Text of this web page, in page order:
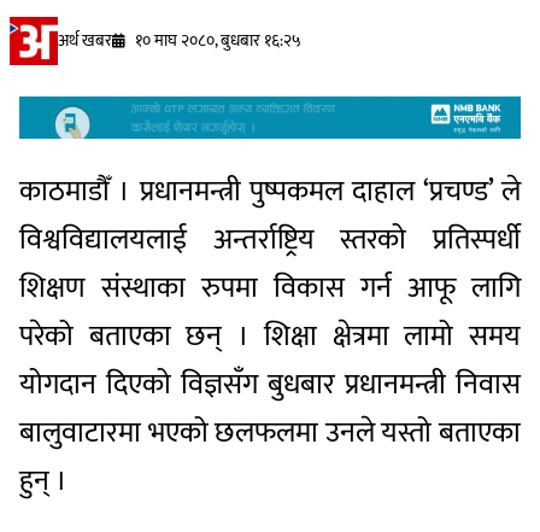
अर्थ खबर १० माघ २०८०, बुधबार १६:२५
काठमाडौँ । प्रधानमन्त्री पुष्पकमल दाहाल ‘प्रचण्ड’ ले
विश्वविद्यालयलाई अन्तर्राष्ट्रिय स्तरको प्रतिस्पर्धी
शिक्षण संस्थाका रुपमा विकास गर्न आफू लागि
परेको बताएका छन् । शिक्षा क्षेत्रमा लामो समय
योगदान दिएको विज्ञसँग बुधबार प्रधानमन्त्री निवास
बालुवाटारमा भएको छलफलमा उनले यस्तो बताएका
हुन् ।